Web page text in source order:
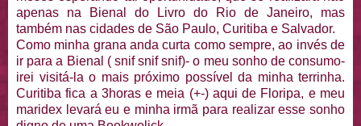
apenas na Bienal do Livro do Rio de Janeiro, mas
também nas cidades de São Paulo, Curitiba e Salvador.
Como minha grana anda curta como sempre, ao invés de
ir para a Bienal ( snif snif snif)- o meu sonho de consumo-
irei visitá-la o mais próximo possível da minha terrinha.
Curitiba fica a 3horas e meia (+-) aqui de Floripa, e meu
maridex levará eu e minha irmã para realizar esse sonho